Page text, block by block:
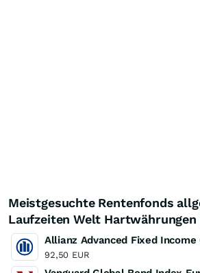
Meistgesuchte Rentenfonds
Laufzeiten Welt Hartwährungen
Allianz Advanced Fixed
92,50 EUR